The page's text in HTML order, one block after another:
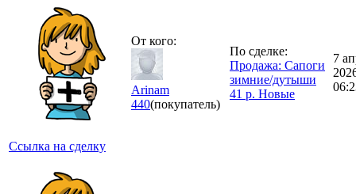
Ссылка на сделку
От кого:
Arinam
440(покупатель)
По сделке:
Продажа: Сапоги
зимние/дутыши
41 р. Новые
7